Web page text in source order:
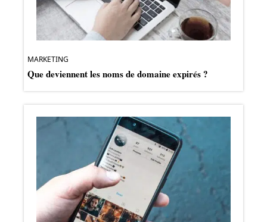
MARKETING
Que deviennent les noms de domaine expirés ?